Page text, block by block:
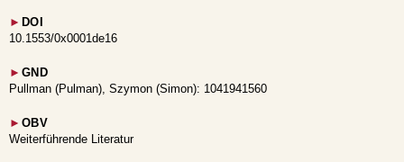
► DOI
10.1553/0x0001de16
► GND
Pullman (Pulman), Szymon (Simon): 1041941560
► OBV
Weiterführende Literatur